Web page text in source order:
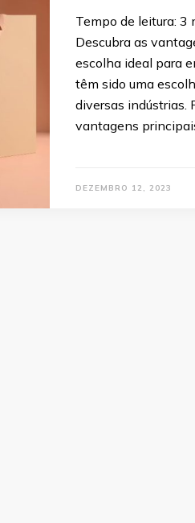
Tempo de leitura: 3
Descubra as
escolha ideal para
têm sido uma
diversas indústrias.
vantagens
DEZEMBRO 12, 2023